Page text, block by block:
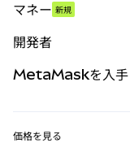
パーペチュアル
RWA
マネー 新規
開発者
MetaMaskを入手
価格を見る